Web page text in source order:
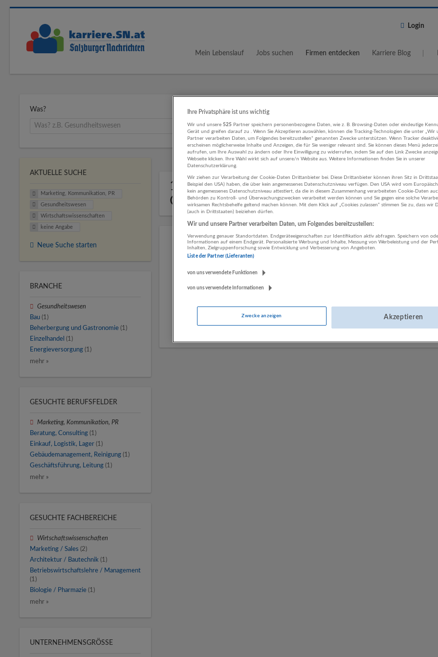
Login
Mein Lebenslauf Jobs suchen Firmen entdecken Karriere Blog
Was? Wo?
5 km
1 Marketing, Kommunikation, PR
Gesundheitswesen Unternehmen
LUGSTEIN CONSULTING
Bergheim bei Salzburg
Energieversorgung | Finanz- und Versicherungsleistungen |
Gesundheitswesen | Herstellung von Waren | IT-Dienstleistungen |
Öffentliche Verwaltung | Rechtsberatung und Wirtschaftsprüfung |
Sonstige Dienstleistungen | Sozialwesen | Verkehr | Verlagswesen |
AKTUELLE SUCHE
Marketing, Kommunikation, PR
Gesundheitswesen
Wirtschaftswissenschaften
keine Angabe
Neue Suche starten
BRANCHE
Gesundheitswesen
Bau (1)
Beherbergung und Gastronomie (1)
Einzelhandel (1)
Energieversorgung (1)
mehr »
GESUCHTE BERUFSFELDER
Marketing, Kommunikation, PR
Beratung, Consulting (1)
Einkauf, Logistik, Lager (1)
Gebäudemanagement, Reinigung (1)
Geschäftsführung, Leitung (1)
mehr »
GESUCHTE FACHBEREICHE
Wirtschaftswissenschaften
Marketing / Sales (2)
Architektur / Bautechnik (1)
Betriebswirtschaftslehre / Management
(1)
Biologie / Pharmazie (1)
mehr »
UNTERNEHMENSGRÖSSE
Ihre Privatsphäre ist uns wichtig
Wir und unsere525 Partner speichern personenbezogene Daten, wie z. B. Browsing-Daten oder eindeutige
Gerät und greifen darauf zu . Wenn Sie Akzeptieren auswählen, können die Tracking-Technologien die unter „Wir
Partner verarbeiten Daten, um Folgendes bereitzustellen“ genannten Zwecke unterstützen. Wenn Tracker
erscheinen möglicherweise Inhalte und Anzeigen, die für Sie weniger relevant sind. Sie können dieses Menü
aufrufen, um Ihre Auswahl zu ändern oder Ihre Einwilligung zu widerrufen, indem Sie auf den Link Zwecke
Webseite klicken. Ihre Wahl wirkt sich auf unsere/n Website aus. Weitere Informationen finden Sie in unserer
Datenschutzerklärung.
Wir ziehen zur Verarbeitung der Cookie-Daten Drittanbieter bei. Diese Drittanbieter können ihren Sitz in
Beispiel den USA) haben, die über kein angemessenes Datenschutzniveau verfügen. Den USA wird vom
kein angemessenes Datenschutzniveau attestiert, da die in diesem Zusammenhang verarbeiteten Cookie-Daten
Behörden zu Kontroll- und Überwachungszwecken verarbeitet werden können und Sie gegen eine solche
wirksamen Rechtsbehelfe geltend machen können. Mit dem Klick auf „Cookies zulassen“ stimmen Sie zu, dass wir
(auch in Drittstaaten) beiziehen dürfen.
Wir und unsere Partner verarbeiten Daten, um Folgendes bereitzustellen:
Verwendung genauer Standortdaten. Endgeräteeigenschaften zur Identifikation aktiv abfragen. Speichern von
Informationen auf einem Endgerät. Personalisierte Werbung und Inhalte, Messung von Werbeleistung und der
Inhalten, Zielgruppenforschung sowie Entwicklung und Verbesserung von Angeboten.
Liste der Partner (Lieferanten)
von uns verwendete Funktionen
von uns verwendete Informationen
Zwecke anzeigen Akzeptieren